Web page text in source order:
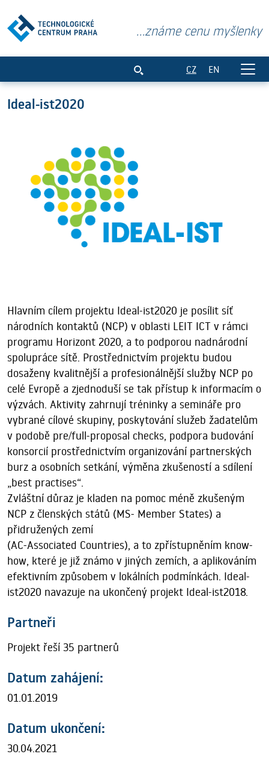
...známe cenu myšlenky
CZ EN
Ideal-ist2020
Hlavním cílem projektu Ideal-ist2020 je posílit síť
národních kontaktů (NCP) v oblasti LEIT ICT v rámci
programu Horizont 2020, a to podporou nadnárodní
spolupráce sítě. Prostřednictvím projektu budou
dosaženy kvalitnější a profesionálnější služby NCP po
celé Evropě a zjednoduší se tak přístup k informacím o
výzvách. Aktivity zahrnují tréninky a semináře pro
vybrané cílové skupiny, poskytování služeb žadatelům
v podobě pre/full-proposal checks, podpora budování
konsorcií prostřednictvím organizování partnerských
burz a osobních setkání, výměna zkušeností a sdílení
„best practises“.
Zvláštní důraz je kladen na pomoc méně zkušeným
NCP z členských států (MS- Member States) a
přidružených zemí
(AC-Associated Countries), a to zpřístupněním know-
how, které je již známo v jiných zemích, a aplikováním
efektivním způsobem v lokálních podmínkách. Ideal-
ist2020 navazuje na ukončený projekt Ideal-ist2018.
Partneři
Projekt řeší 35 partnerů
Datum zahájení:
01.01.2019
Datum ukončení:
30.04.2021